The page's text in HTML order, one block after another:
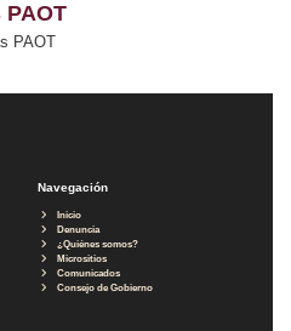
PAOT
Navegación
Inicio
Denuncia
¿Quiénes somos?
Micrositios
Comunicados
Consejo de Gobierno